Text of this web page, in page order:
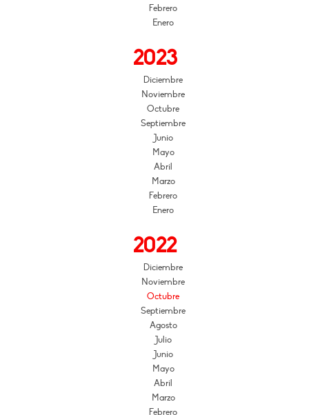
Febrero
Enero
2023
Diciembre
Noviembre
Octubre
Septiembre
Junio
Mayo
Abril
Marzo
Febrero
Enero
2022
Diciembre
Noviembre
Octubre
Septiembre
Agosto
Julio
Junio
Mayo
Abril
Marzo
Febrero